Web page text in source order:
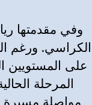
وفي مقدمتها
الكراسي. ورغم
على المستويين
المرحلة
مواصلة مسيرة